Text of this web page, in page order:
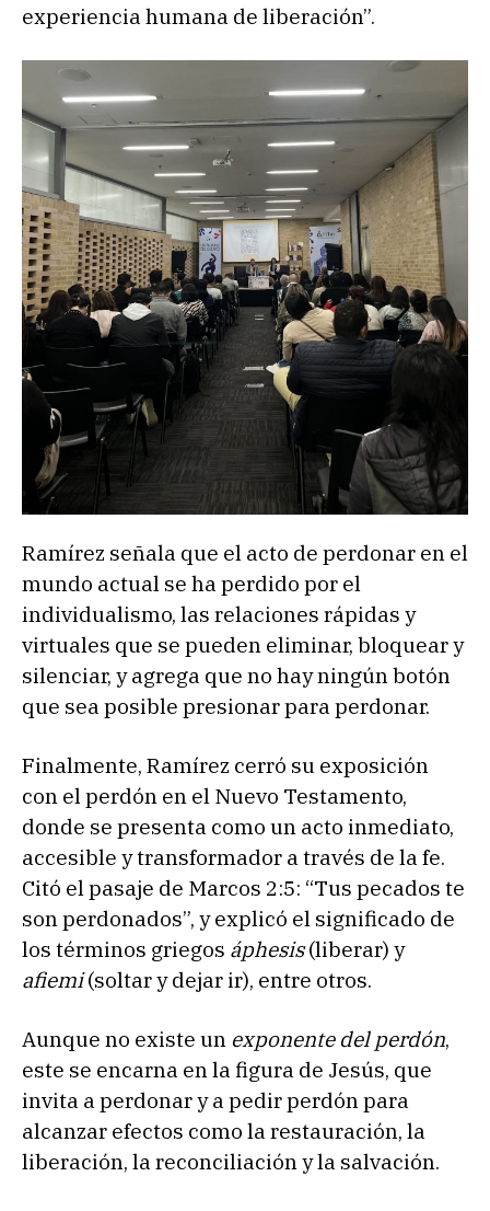
experiencia humana de liberación”.
Ramírez señala que el acto de perdonar en el
mundo actual se ha perdido por el
individualismo, las relaciones rápidas y
virtuales que se pueden eliminar, bloquear y
silenciar, y agrega que no hay ningún botón
que sea posible presionar para perdonar.
Finalmente, Ramírez cerró su exposición
con el perdón en el Nuevo Testamento,
donde se presenta como un acto inmediato,
accesible y transformador a través de la fe.
Citó el pasaje de Marcos 2:5: “Tus pecados te
son perdonados”, y explicó el significado de
los términos griegos áphesis(liberar) y
afiemi(soltar y dejar ir), entre otros.
Aunque no existe un exponente del perdón,
este se encarna en la figura de Jesús, que
invita a perdonar y a pedir perdón para
alcanzar efectos como la restauración, la
liberación, la reconciliación y la salvación.